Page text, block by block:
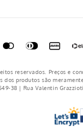
reservados. Preços e
produtos são
38 | Rua Valentin